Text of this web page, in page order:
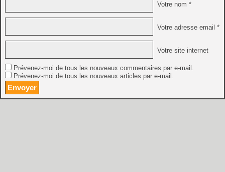
Votre nom *
Votre adresse email *
Votre site internet
Prévenez-moi de tous les nouveaux commentaires par e-mail.
Prévenez-moi de tous les nouveaux articles par e-mail.